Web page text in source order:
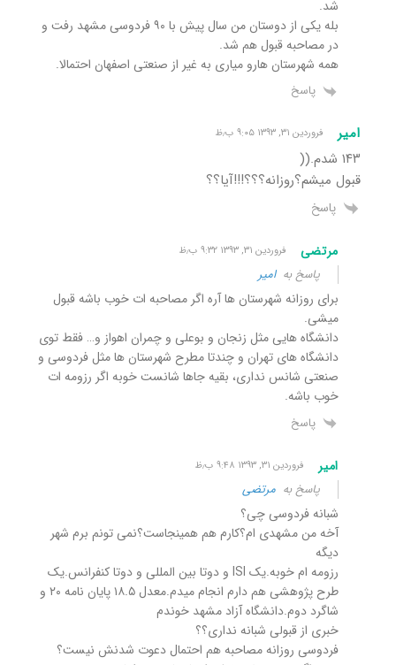
شد.
بله یکی از دوستان من سال پیش با ۹۰ فردوسی مشهد رفت و
در مصاحبه قبول هم شد.
همه شهرستان هارو میاری به غیر از صنعتی اصفهان احتمالا.
پاسخ
امیر فروردین ۳۱, ۱۳۹۳ ۹:۰۵ ب٫ظ
۱۴۳ شدم.((
قبول میشم؟روزانه؟؟؟!!!آیا؟؟
پاسخ
مرتضی فروردین ۳۱, ۱۳۹۳ ۹:۳۲ ب٫ظ
پاسخ بهامیر
برای روزانه شهرستان ها آره اگر مصاحبه ات خوب باشه قبول
میشی.
دانشگاه هایی مثل زنجان و بوعلی و چمران اهواز و… فقط توی
دانشگاه های تهران و چندتا مطرح شهرستان ها مثل فردوسی و
صنعتی شانس نداری، بقیه جاها شانست خوبه اگر رزومه ات
خوب باشه.
پاسخ
امیر فروردین ۳۱, ۱۳۹۳ ۹:۴۸ ب٫ظ
پاسخ به مرتضی
شبانه فردوسی چی؟
آخه من مشهدی ام؟کارم هم همینجاست؟نمی تونم برم شهر
دیگه
رزومه ام خوبه.یک ISI و دوتا بین المللی و دوتا کنفرانس.یک
طرح پژوهشی هم دارم انجام میدم.معدل ۱۸.۵ پایان نامه ۲۰ و
شاگرد دوم.دانشگاه آزاد مشهد خوندم
خبری از قبولی شبانه نداری؟؟
فردوسی روزانه مصاحبه هم احتمال دعوت شدنش نیست؟